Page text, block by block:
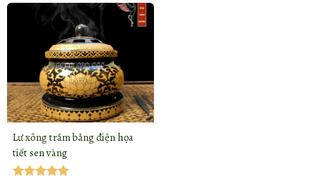
Lư xông trầm bằng điện họa
tiết sen vàng